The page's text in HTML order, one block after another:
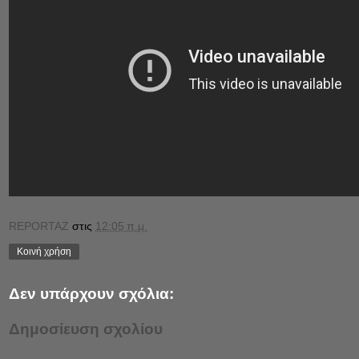
REPORTAZ στις 12:05 π.μ.
Κοινή χρήση
Δεν υπάρχουν σχόλια:
Δημοσίευση σχολίου